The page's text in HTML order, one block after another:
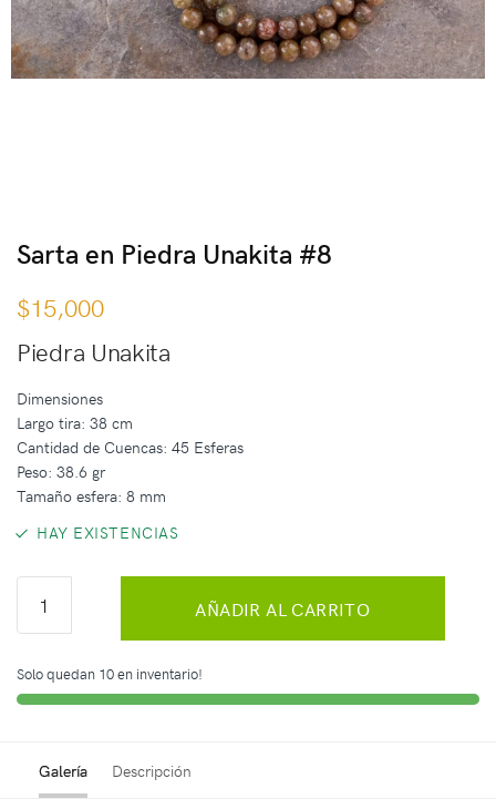
Sarta en Piedra Unakita #8
$15,000
Piedra Unakita
Dimensiones
Largo tira: 38 cm
Cantidad de Cuencas: 45 Esferas
Peso: 38.6 gr
Tamaño esfera: 8 mm
HAY EXISTENCIAS
AÑADIR AL CARRITO
Solo quedan 10 en inventario!
Galería Descripción